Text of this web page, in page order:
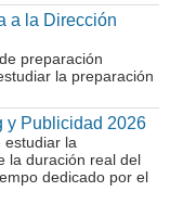
a la Dirección
preparación
la preparación
y Publicidad 2026
estudiar la
la duración real del
dedicado por el